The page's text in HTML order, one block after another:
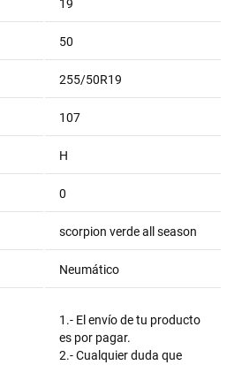
19
50
255/50R19
107
H
0
scorpion verde all season
Neumático
1.- El envío de tu producto
es por pagar.
2.- Cualquier duda que